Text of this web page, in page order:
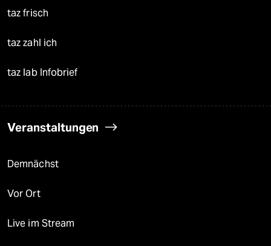
taz frisch
taz zahl ich
taz lab Infobrief
Veranstaltungen
Demnächst
Vor Ort
Live im Stream